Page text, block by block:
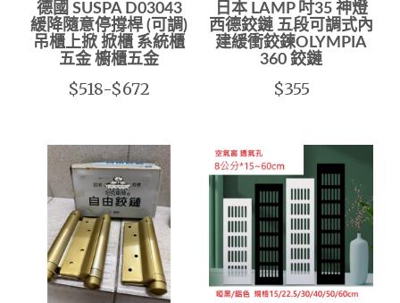
德國 SUSPA D03043
緩降隨意停撐桿 (可調)
吊櫃上掀 掀櫃 系統櫃
五金 櫥櫃五金
$518-$672
日本 LAMP 吋35 神燈
西德鉸鏈 五段可調式內
建緩衝鉸鍊OLYMPIA
360 鉸鏈
$355